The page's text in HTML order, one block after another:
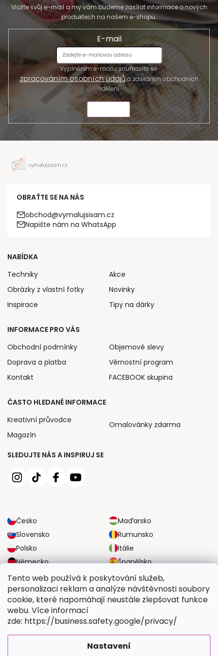
Tento web používá k poskytování služeb,
personalizaci reklam a analýze návštěvnosti soubory
cookie, které napomáhají neustále zlepšovat funkce
webu. Více informací
zde: https://business.safety.google/privacy/
Nastavení
Vložte svůj e-mail a my vám budeme zasílat informace o nových
produktech na našem e-shopu.
E-mail
Vyplněním e-mailu souhlasíte se
zpracováním osobních údajůa zasíláním obchodních
sdělení.
OBRAŤTE SE NA NÁS
obchod@vymalujsisam.cz
Napište nám na WhatsApp
SLEDUJTE NÁS A INSPIRUJ SE
Česko
Maďarsko
Slovensko
Rumunsko
Polsko
Itálie
Německo
Španělsko
Velká Británie
Rakousko
NABÍDKA
Techniky
Obrázky z vlastní fotky
Inspirace
Akce
Novinky
Tipy na dárky
INFORMACE PRO VÁS
Obchodní podmínky
Doprava a platba
Kontakt
Objemové slevy
Věrnostní program
FACEBOOK skupina
ČASTO HLEDANÉ INFORMACE
Kreativní průvodce
Magazín
Omalovánky zdarma
SPOLEHLIVÉ MOŽNOSTI DOPRAVY
BEZPEČNÉ MOŽNOSTI PLATBY